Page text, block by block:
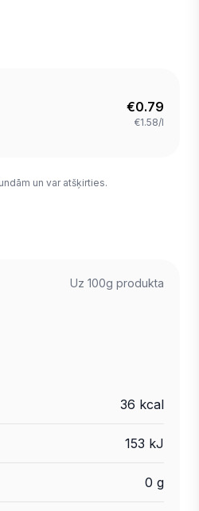
€0.79
€1.58/l
un var atšķirties.
Uz 100g produkta
36 kcal
153 kJ
0 g